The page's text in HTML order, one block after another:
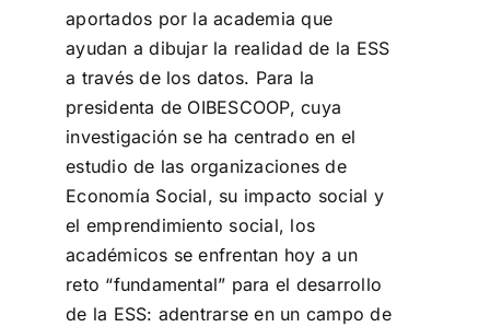
aportados por la academia que
ayudan a dibujar la realidad de la ESS
a través de los datos. Para la
presidenta de OIBESCOOP, cuya
investigación se ha centrado en el
estudio de las organizaciones de
Economía Social, su impacto social y
el emprendimiento social, los
académicos se enfrentan hoy a un
reto “fundamental” para el desarrollo
de la ESS: adentrarse en un campo de